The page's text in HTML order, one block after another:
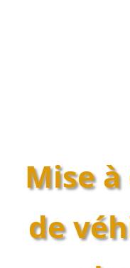
Mise
de